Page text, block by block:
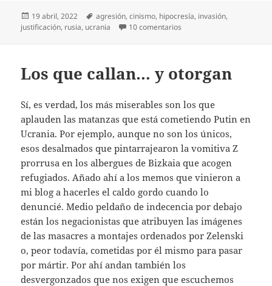
Publicado
el
19 abril, 2022 Etiquetas
agresión,cinismo, hipocresía, invasión,
justificación, rusia, ucrania 10 comentarios
Los que callan… y otorgan
Sí, es verdad, los más miserables son los que
aplauden las matanzas que está cometiendo Putin en
Ucrania. Por ejemplo, aunque no son los únicos,
esos desalmados que pintarrajearon la vomitiva Z
prorrusa en los albergues de Bizkaia que acogen
refugiados. Añado ahí a los memos que vinieron a
mi blog a hacerles el caldo gordo cuando lo
denuncié. Medio peldaño de indecencia por debajo
están los negacionistas que atribuyen las imágenes
de las masacres a montajes ordenados por Zelenski
o, peor todavía, cometidas por él mismo para pasar
por mártir. Por ahí andan también los
desvergonzados que nos exigen que escuchemos